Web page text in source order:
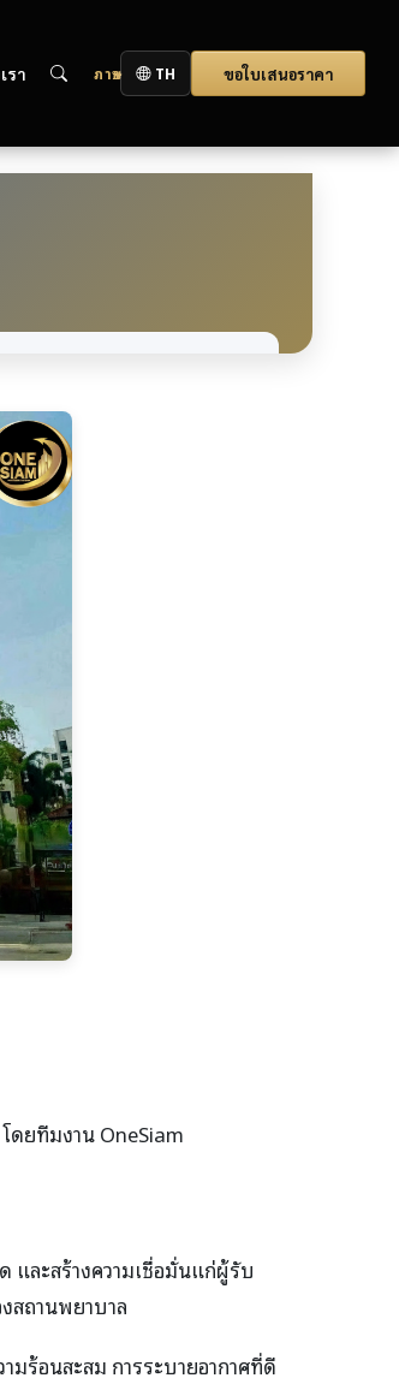
รา ภาษา TH ขอใบเสนอราคา
ดยทีมงาน OneSiam
ละสร้างความเชื่อมั่นแก่ผู้รับ
สถานพยาบาล
ร้อนสะสม การระบายอากาศที่ดี